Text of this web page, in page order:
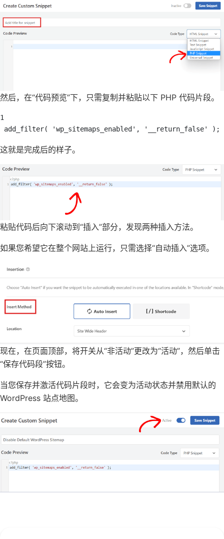
然后，在“代码预览”下，只需复制并粘贴以下 PHP 代码片段。
1
这就是完成后的样子。
粘贴代码后向下滚动到“插入”部分，发现两种插入方法。
如果您希望它在整个网站上运行，只需选择“自动插入”选项。
现在，在页面顶部，将开关从“非活动”更改为“活动”，然后单击
“保存代码段”按钮。
当您保存并激活代码片段时，它会变为活动状态并禁用默认的
WordPress 站点地图。